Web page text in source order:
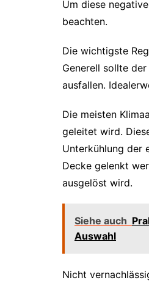
Um diese
beachten.
Die wichtigste
Generell sollte
ausfallen.
Die meisten
geleitet wird.
Unterkühlung der
Decke gelenkt
ausgelöst wird.
Siehe auch
Auswahl
Nicht